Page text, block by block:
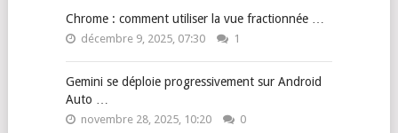
Chrome : comment utiliser la vue fractionnée …
décembre 9, 2025, 07:30 1
Gemini se déploie progressivement sur Android
Auto …
novembre 28, 2025, 10:20 0